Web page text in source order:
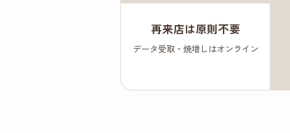
再来店は原則不要
データ受取・焼増しはオンライン